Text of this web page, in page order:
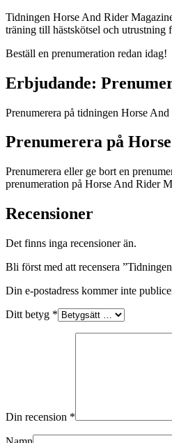
Tidningen Horse And Rider
träning till hästskötsel och utrustning
Beställ en prenumeration redan idag!
Erbjudande:
Prenumerera på tidningen Horse
Prenumerera på
Prenumerera eller ge bort en
prenumeration på Horse And Rider
Recensioner
Det finns inga recensioner än.
Bli först med att recensera
Din e-postadress kommer inte
Ditt betyg *
Din recension *